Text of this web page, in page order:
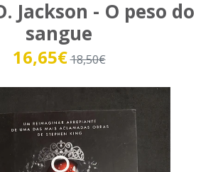
Jackson - O peso do
sangue
16,65€18,50€